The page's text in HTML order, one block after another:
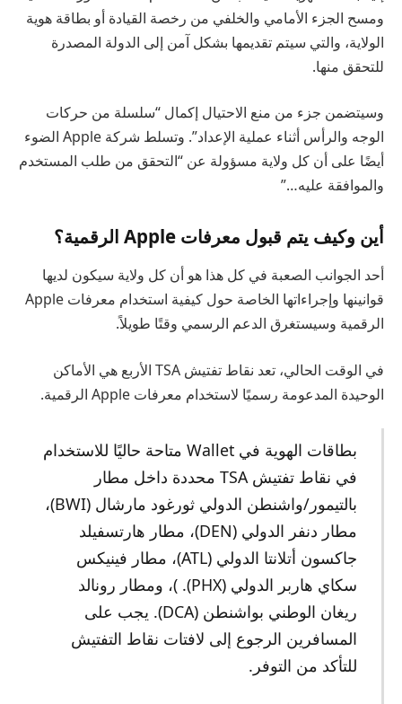
ومسح الجزء الأمامي والخلفي من رخصة القيادة أو بطاقة هوية
الولاية، والتي سيتم تقديمها بشكل آمن إلى الدولة المصدرة
للتحقق منها.
وسيتضمن جزء من منع الاحتيال إكمال “سلسلة من حركات
الوجه والرأس أثناء عملية الإعداد”. وتسلط شركة Apple الضوء
أيضًا على أن كل ولاية مسؤولة عن “التحقق من طلب المستخدم
والموافقة عليه…”
أين وكيف يتم قبول معرفات Apple الرقمية؟
أحد الجوانب الصعبة في كل هذا هو أن كل ولاية سيكون لديها
قوانينها وإجراءاتها الخاصة حول كيفية استخدام معرفات Apple
الرقمية وسيستغرق الدعم الرسمي وقتًا طويلاً.
في الوقت الحالي، تعد نقاط تفتيش TSA الأربع هي الأماكن
الوحيدة المدعومة رسميًا لاستخدام معرفات Apple الرقمية.
بطاقات الهوية في Wallet متاحة حاليًا للاستخدام
في نقاط تفتيش TSA محددة داخل مطار
بالتيمور/واشنطن الدولي ثورغود مارشال (BWI)،
مطار دنفر الدولي (DEN)، مطار هارتسفيلد
جاكسون أتلانتا الدولي (ATL)، مطار فينيكس
سكاي هاربر الدولي (PHX). )، ومطار رونالد
ريغان الوطني بواشنطن (DCA). يجب على
المسافرين الرجوع إلى لافتات نقاط التفتيش
للتأكد من التوفر.